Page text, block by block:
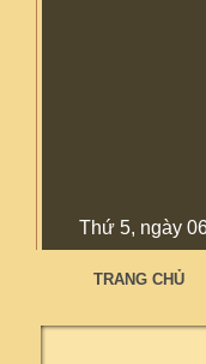
Thứ 5, ngày
TRANG CHỦ